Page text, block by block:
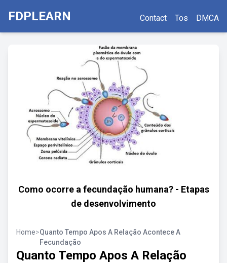
FDPLEARN Contact Tos DMCA
Como ocorre a fecundação humana? - Etapas
de desenvolvimento
Home>Quanto Tempo Apos A Relação Acontece A
Fecundação
Quanto Tempo Apos A Relação